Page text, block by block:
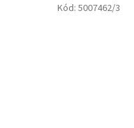
Kód: 5007462/3